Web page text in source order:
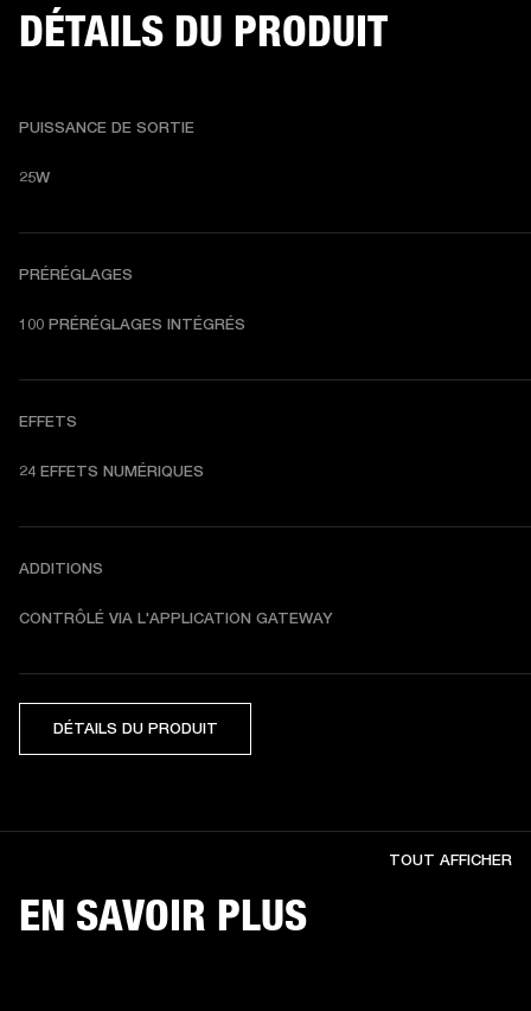
DÉTAILS DU PRODUIT
PUISSANCE DE SORTIE
25W
PRÉRÉGLAGES
100 PRÉRÉGLAGES INTÉGRÉS
EFFETS
24 EFFETS NUMÉRIQUES
ADDITIONS
CONTRÔLÉ VIA L'APPLICATION GATEWAY
DÉTAILS DU PRODUIT
EN SAVOIR PLUS
TOUT AFFICHER